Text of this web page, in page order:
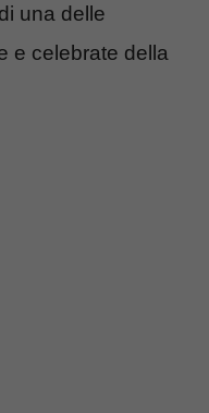
una delle
e celebrate della